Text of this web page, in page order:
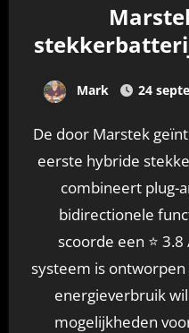
stekkerbatterij
Mark 24
De door Marstek geïntroduceerde Venus D is de
eerste hybride
combineert plug-
bidirectionele
scoorde een ⭐
systeem is
energieverbruik
mogelijkheden